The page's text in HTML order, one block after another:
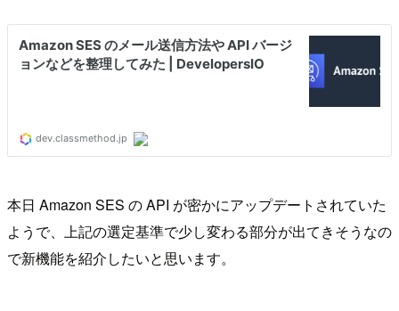
本日 Amazon SES の API が密かにアップデートされていた
ようで、上記の選定基準で少し変わる部分が出てきそうなの
で新機能を紹介したいと思います。